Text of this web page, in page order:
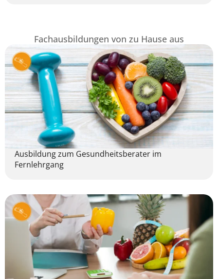
Fachausbildungen von zu Hause aus
Ausbildung zum Gesundheitsberater im
Fernlehrgang